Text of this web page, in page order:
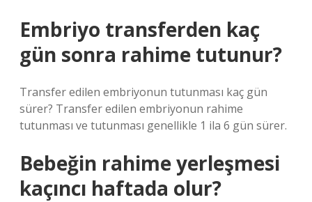
Embriyo transferden kaç
gün sonra rahime tutunur?
Transfer edilen embriyonun tutunması kaç gün
sürer? Transfer edilen embriyonun rahime
tutunması ve tutunması genellikle 1 ila 6 gün sürer.
Bebeğin rahime yerleşmesi
kaçıncı haftada olur?